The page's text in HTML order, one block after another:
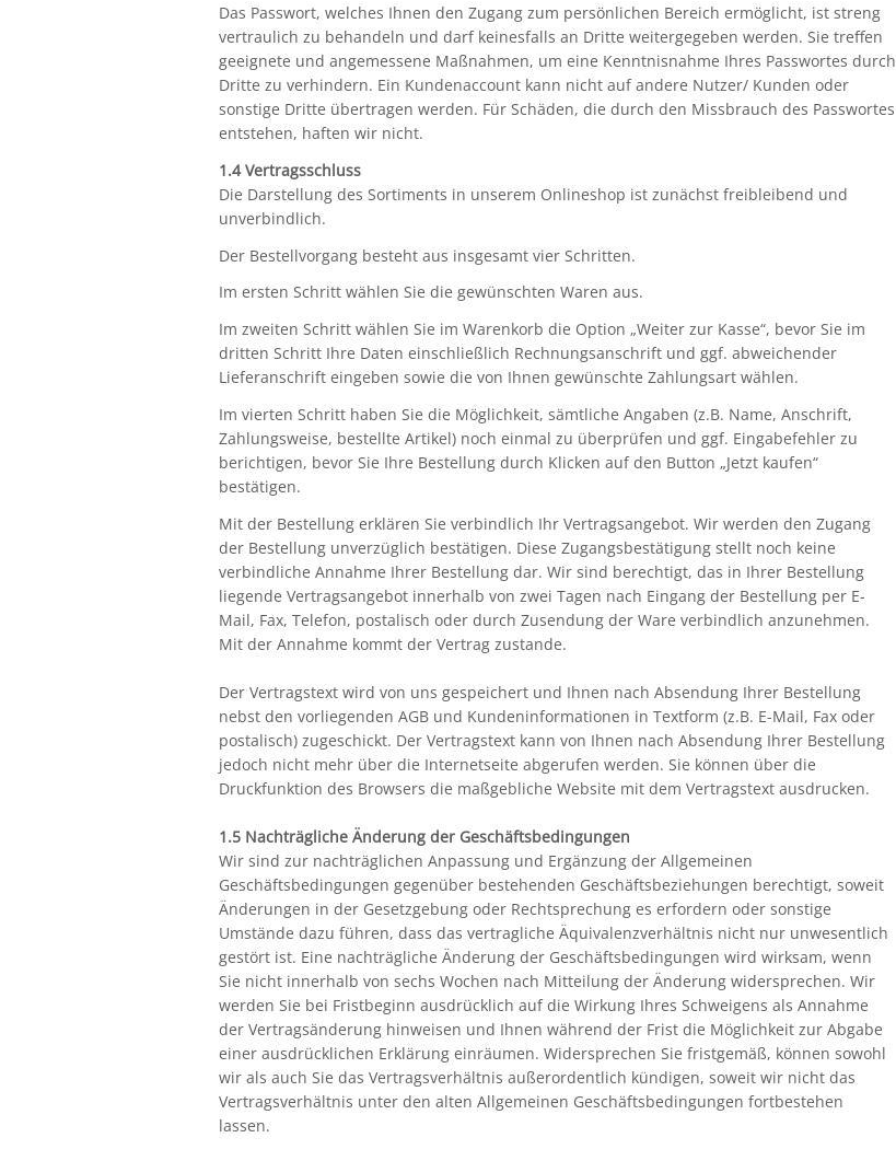
Das Passwort, welches Ihnen den Zugang zum persönlichen Bereich ermöglicht, ist streng
vertraulich zu behandeln und darf keinesfalls an Dritte weitergegeben werden. Sie treffen
geeignete und angemessene Maßnahmen, um eine Kenntnisnahme Ihres Passwortes durch
Dritte zu verhindern. Ein Kundenaccount kann nicht auf andere Nutzer/ Kunden oder
sonstige Dritte übertragen werden. Für Schäden, die durch den Missbrauch des Passwortes
entstehen, haften wir nicht.
1.4 Vertragsschluss
Die Darstellung des Sortiments in unserem Onlineshop ist zunächst freibleibend und
unverbindlich.
Der Bestellvorgang besteht aus insgesamt vier Schritten.
Im ersten Schritt wählen Sie die gewünschten Waren aus.
Im zweiten Schritt wählen Sie im Warenkorb die Option „Weiter zur Kasse“, bevor Sie im
dritten Schritt Ihre Daten einschließlich Rechnungsanschrift und ggf. abweichender
Lieferanschrift eingeben sowie die von Ihnen gewünschte Zahlungsart wählen.
Im vierten Schritt haben Sie die Möglichkeit, sämtliche Angaben (z.B. Name, Anschrift,
Zahlungsweise, bestellte Artikel) noch einmal zu überprüfen und ggf. Eingabefehler zu
berichtigen, bevor Sie Ihre Bestellung durch Klicken auf den Button „Jetzt kaufen“
bestätigen.
Mit der Bestellung erklären Sie verbindlich Ihr Vertragsangebot. Wir werden den Zugang
der Bestellung unverzüglich bestätigen. Diese Zugangsbestätigung stellt noch keine
verbindliche Annahme Ihrer Bestellung dar. Wir sind berechtigt, das in Ihrer Bestellung
liegende Vertragsangebot innerhalb von zwei Tagen nach Eingang der Bestellung per E-
Mail, Fax, Telefon, postalisch oder durch Zusendung der Ware verbindlich anzunehmen.
Mit der Annahme kommt der Vertrag zustande.
Der Vertragstext wird von uns gespeichert und Ihnen nach Absendung Ihrer Bestellung
nebst den vorliegenden AGB und Kundeninformationen in Textform (z.B. E-Mail, Fax oder
postalisch) zugeschickt. Der Vertragstext kann von Ihnen nach Absendung Ihrer Bestellung
jedoch nicht mehr über die Internetseite abgerufen werden. Sie können über die
Druckfunktion des Browsers die maßgebliche Website mit dem Vertragstext ausdrucken.
1.5 Nachträgliche Änderung der Geschäftsbedingungen
Wir sind zur nachträglichen Anpassung und Ergänzung der Allgemeinen
Geschäftsbedingungen gegenüber bestehenden Geschäftsbeziehungen berechtigt, soweit
Änderungen in der Gesetzgebung oder Rechtsprechung es erfordern oder sonstige
Umstände dazu führen, dass das vertragliche Äquivalenzverhältnis nicht nur unwesentlich
gestört ist. Eine nachträgliche Änderung der Geschäftsbedingungen wird wirksam, wenn
Sie nicht innerhalb von sechs Wochen nach Mitteilung der Änderung widersprechen. Wir
werden Sie bei Fristbeginn ausdrücklich auf die Wirkung Ihres Schweigens als Annahme
der Vertragsänderung hinweisen und Ihnen während der Frist die Möglichkeit zur Abgabe
einer ausdrücklichen Erklärung einräumen. Widersprechen Sie fristgemäß, können sowohl
wir als auch Sie das Vertragsverhältnis außerordentlich kündigen, soweit wir nicht das
Vertragsverhältnis unter den alten Allgemeinen Geschäftsbedingungen fortbestehen
lassen.